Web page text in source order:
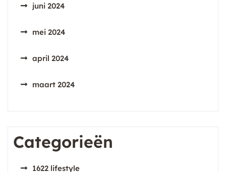
juni 2024
mei 2024
april 2024
maart 2024
Categorieën
1622 lifestyle